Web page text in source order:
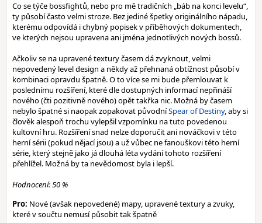
Co se týče bossfightů, nebo pro mě tradičních „báb na konci levelu“,
ty působí často velmi stroze. Bez jediné špetky originálního nápadu,
kterému odpovídá i chybný popisek v příběhových dokumentech,
ve kterých nejsou upravena ani jména jednotlivých nových bossů.
Ačkoliv se na upravené textury časem dá zvyknout, velmi
nepovedený level design a někdy až přehnaná obtížnost působí v
kombinaci opravdu špatně. O to více se mi bude přemlouvat k
poslednímu rozšíření, které dle dostupných informací nepřináší
nového (čti pozitivně nového) opět takřka nic. Možná by časem
nebylo špatné si naopak zopakovat původníSpear of Destiny, aby si
člověk alespoň trochu vylepšil vzpomínku na tuto povedenou
kultovní hru. Rozšíření snad nelze doporučit ani nováčkovi v této
herní sérii (pokud nějací jsou) a už vůbec ne fanouškovi této herní
série, který stejně jako já dlouhá léta vydání tohoto rozšíření
přehlížel. Možná by ta nevědomost byla i lepší.
Hodnocení: 50 %
Pro: Nové (avšak nepovedené) mapy, upravené textury a zvuky,
které v součtu nemusí působit tak špatně